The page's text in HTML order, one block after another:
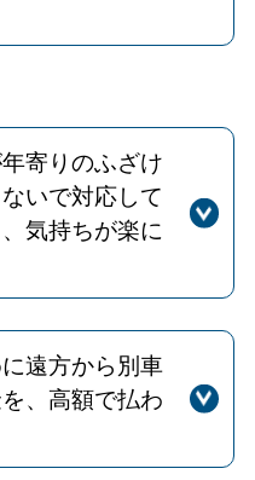
大変申し訳ございま
ルシート撤去予定
しくお願いいたし
寄りのふざけ
いで対応して
気持ちが楽に
りがとうございま
り添い、安心した入
えるように今後も
と思います。
遠方から別車
、高額で払わ
ございます。外来受